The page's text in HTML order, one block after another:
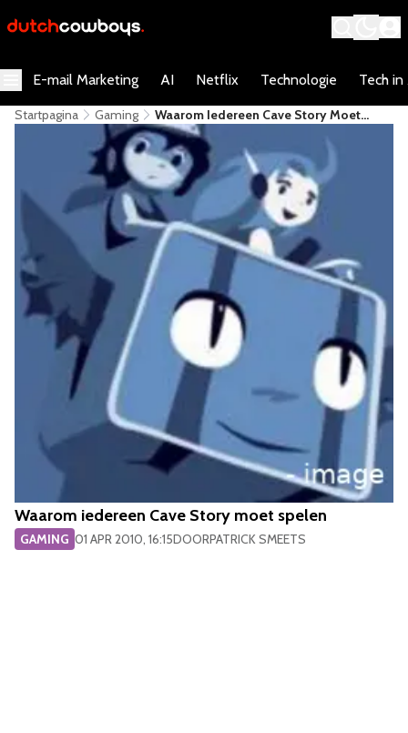
E-mail Marketing AI Netflix Technologie Tech in
Startpagina Gaming
Waarom Iedereen Cave Story Moet
Spelen
Waarom iedereen Cave Story moet spelen
GAMING 01 APR 2010, 16:15DOORPATRICK SMEETS